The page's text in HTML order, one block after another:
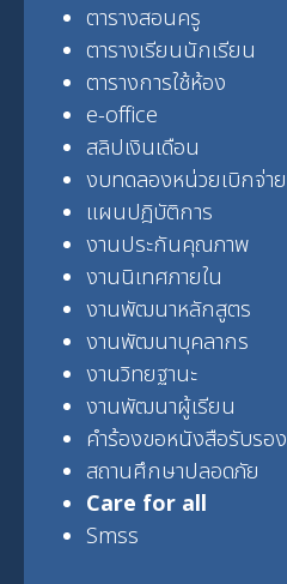
ตารางสอนครู
ตารางเรียนนักเรียน
ตารางการใช้ห้อง
e-office
สลิปเงินเดือน
งบทดลองหน่วยเบิกจ่าย
แผนปฎิบัติการ
งานประกันคุณภาพ
งานนิเทศภายใน
งานพัฒนาหลักสูตร
งานพัฒนาบุคลากร
งานวิทยฐานะ
งานพัฒนาผู้เรียน
คำร้องขอหนังสือรับรอง
สถานศึกษาปลอดภัย
Care for all
Smss